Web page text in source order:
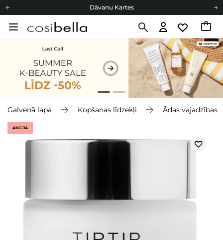
Dāvanu Kartes
Cosibella lojalitātes programma
Galvenā lapa Kopšanas līdzekļi Ādas vajadzības
AKCIJA